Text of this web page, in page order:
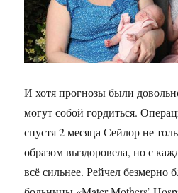
И хотя прогнозы были
могут собой гордиться.
спустя 2 месяца Сейлор не
образом выздоровела, но с
всё сильнее. Рейчел безмерно